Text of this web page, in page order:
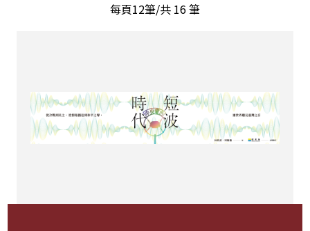
每頁12筆/共 16筆